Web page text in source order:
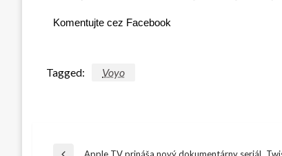
Komentujte cez Facebook
Tagged: Voyo